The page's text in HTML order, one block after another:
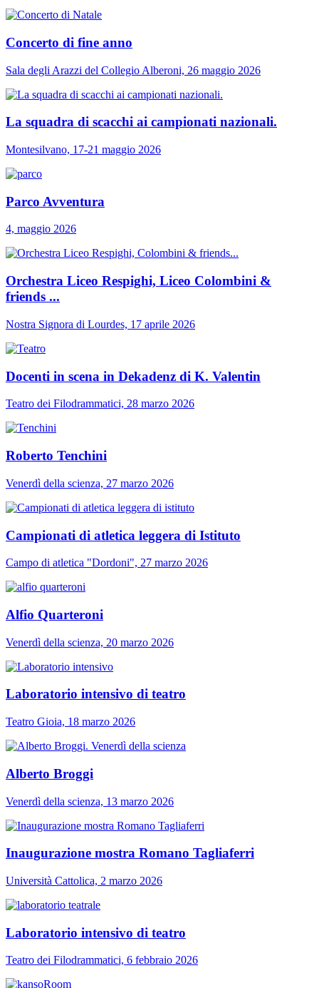
Concerto di fine anno
Sala degli Arazzi del Collegio Alberoni, 26 maggio 2026
La squadra di scacchi ai campionati nazionali.
Montesilvano, 17-21 maggio 2026
Parco Avventura
4, maggio 2026
Orchestra Liceo Respighi, Liceo Colombini &
friends ...
Nostra Signora di Lourdes, 17 aprile 2026
Docenti in scena in Dekadenz di K. Valentin
Teatro dei Filodrammatici, 28 marzo 2026
Roberto Tenchini
Venerdì della scienza, 27 marzo 2026
Campionati di atletica leggera di Istituto
Campo di atletica "Dordoni", 27 marzo 2026
Alfio Quarteroni
Venerdì della scienza, 20 marzo 2026
Laboratorio intensivo di teatro
Teatro Gioia, 18 marzo 2026
Alberto Broggi
Venerdì della scienza, 13 marzo 2026
Inaugurazione mostra Romano Tagliaferri
Università Cattolica, 2 marzo 2026
Laboratorio intensivo di teatro
Teatro dei Filodrammatici, 6 febbraio 2026